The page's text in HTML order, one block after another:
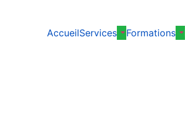
AccueilServices Formations